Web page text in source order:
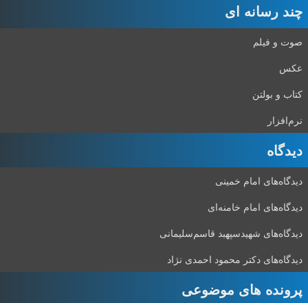
چند رسانه ای
صوت و فیلم
عکس
کتاب و بولتن
نرم‌افزار
دیدگاه‌
دیدگاه‌های امام خمینی
دیدگاه‌های امام خامنه‌ای
دیدگاه‌های شهید‌سپهبد قاسم‌سلیمانی
دیدگاه‌های دکتر محمود احمدی نژاد
پرونده های موضوعی